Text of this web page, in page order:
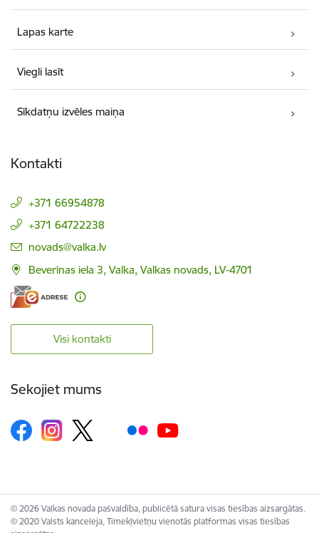
Lapas karte
Viegli lasīt
Sīkdatņu izvēles maiņa
Kontakti
+371 66954878
+371 64722238
E-pasts:
novads@valka.lv
Beverīnas iela 3, Valka, Valkas novads, LV-4701
Visi kontakti
Sekojiet mums
© 2026 Valkas novada pašvaldība, publicētā satura visas tiesības aizsargātas.
© 2020 Valsts kanceleja, Tīmekļvietņu vienotās platformas visas tiesības